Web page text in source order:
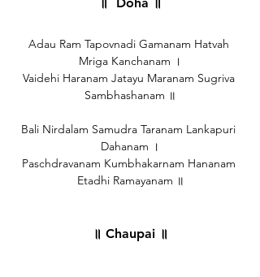
॥  Doha ॥
Adau Ram Tapovnadi Gamanam Hatvah
Mriga Kanchanam ।
Vaidehi Haranam Jatayu Maranam Sugriva
Sambhashanam ॥
Bali Nirdalam Samudra Taranam Lankapuri
Dahanam ।
Paschdravanam Kumbhakarnam Hananam
Etadhi Ramayanam ॥
॥ Chaupai ॥